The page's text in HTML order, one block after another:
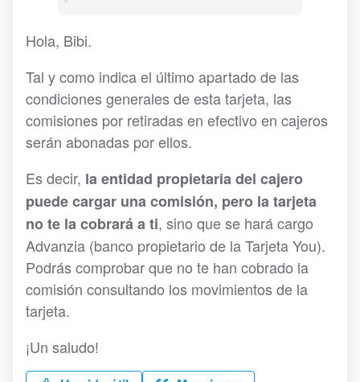
Hola, Bibi.
Tal y como indica el último apartado de las
condiciones generales de esta tarjeta, las
comisiones por retiradas en efectivo en cajeros
serán abonadas por ellos.
Es decir, la entidad propietaria del cajero
puede cargar una comisión, pero la tarjeta
no te la cobrará a ti, sino que se hará cargo
Advanzia (banco propietario de la Tarjeta You).
Podrás comprobar que no te han cobrado la
comisión consultando los movimientos de la
tarjeta.
¡Un saludo!